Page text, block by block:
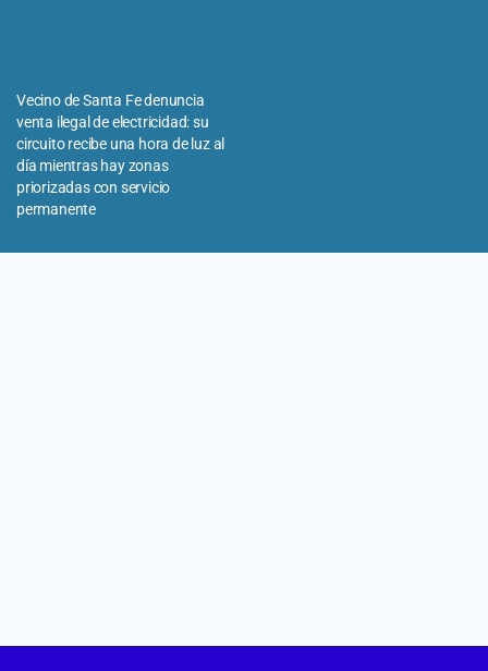
Vecino de Santa Fe denuncia
venta ilegal de electricidad: su
circuito recibe una hora de luz al
día mientras hay zonas
priorizadas con servicio
permanente